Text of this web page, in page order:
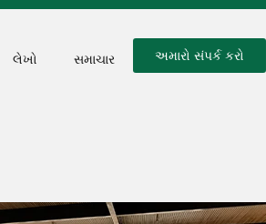
લેખો સમાચાર અમારો સંપર્ક કરો